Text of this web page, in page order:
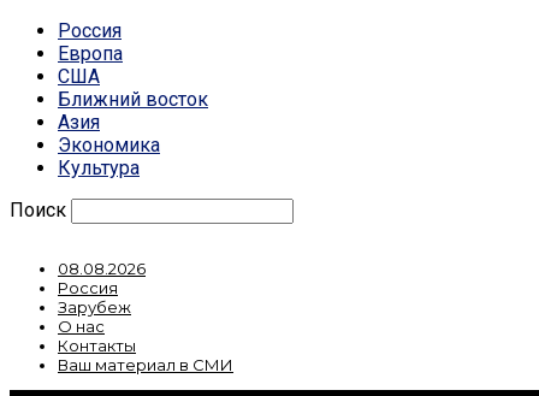
Россия
Европа
США
Ближний восток
Азия
Экономика
Культура
Поиск
08.08.2026
Россия
Зарубеж
О нас
Контакты
Ваш материал в СМИ